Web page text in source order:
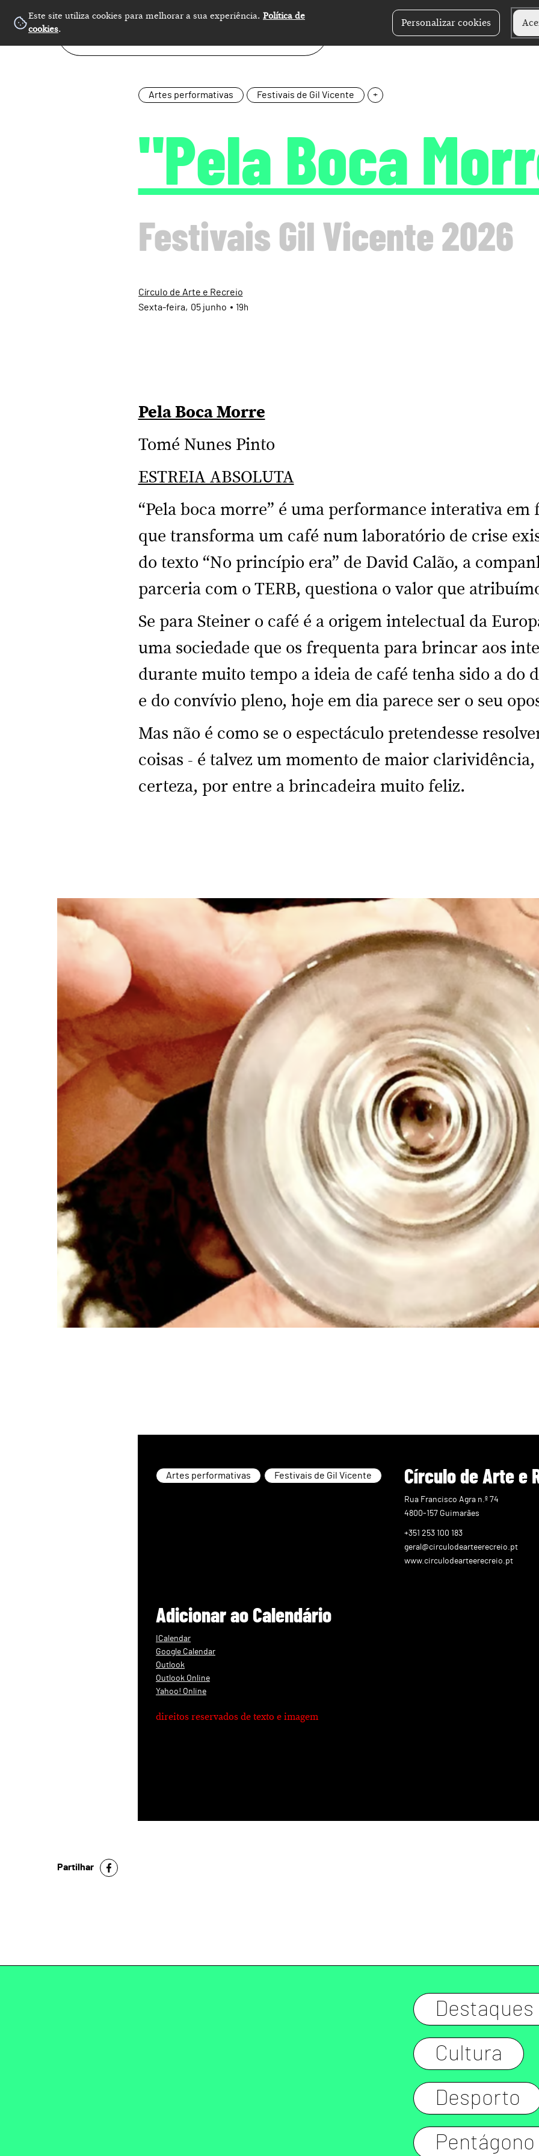
Este site utiliza cookies para melhorar a sua experiência. Política de
cookies.
Personalizar cookies
Artes performativas Festivais de Gil Vicente +
"Pela Boca
Festivais Gil Vicente 2026
Círculo de Arte e Recreio
05 junho
Sexta 19h
Pela Boca Morre
Tomé Nunes Pinto
ESTREIA ABSOLUTA
“Pela boca morre” é uma performance interativa em
que transforma um café num laboratório de crise
do texto “No princípio era” de David Calão, a
parceria com o TERB, questiona o valor que
Se para Steiner o café é a origem intelectual da
uma sociedade que os frequenta para brincar aos
durante muito tempo a ideia de café tenha sido a do
e do convívio pleno, hoje em dia parece ser o seu
Mas não é como se o espectáculo pretendesse
coisas - é talvez um momento de maior
certeza, por entre a brincadeira muito feliz.
Artes performativas Festivais de Gil Vicente Círculo de Arte e
Rua Francisco Agra n.º 74
4800-157 Guimarães
+351 253 100 183
geral@circulodearteerecreio.pt
www.circulodearteerecreio.pt
Adicionar ao Calendário
ICalendar
Google Calendar
Outlook
Outlook Online
Yahoo! Online
direitos reservados de texto e imagem
Partilhar
Destaques
Cultura
Desporto
Pentágono